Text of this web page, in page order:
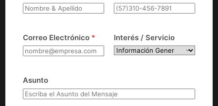
Correo Electrónico * Interés / Servicio
Asunto